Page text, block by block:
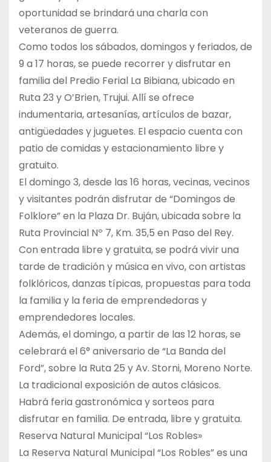
oportunidad se brindará una charla con
veteranos de guerra.
Como todos los sábados, domingos y feriados, de
9 a 17 horas, se puede recorrer y disfrutar en
familia del Predio Ferial La Bibiana, ubicado en
Ruta 23 y O’Brien, Trujui. Allí se ofrece
indumentaria, artesanías, artículos de bazar,
antigüedades y juguetes. El espacio cuenta con
patio de comidas y estacionamiento libre y
gratuito.
El domingo 3, desde las 16 horas, vecinas, vecinos
y visitantes podrán disfrutar de “Domingos de
Folklore” en la Plaza Dr. Buján, ubicada sobre la
Ruta Provincial Nº 7, Km. 35,5 en Paso del Rey.
Con entrada libre y gratuita, se podrá vivir una
tarde de tradición y música en vivo, con artistas
folklóricos, danzas típicas, propuestas para toda
la familia y la feria de emprendedoras y
emprendedores locales.
Además, el domingo, a partir de las 12 horas, se
celebrará el 6° aniversario de “La Banda del
Ford”, sobre la Ruta 25 y Av. Storni, Moreno Norte.
La tradicional exposición de autos clásicos.
Habrá feria gastronómica y sorteos para
disfrutar en familia. De entrada, libre y gratuita.
Reserva Natural Municipal “Los Robles»
La Reserva Natural Municipal “Los Robles” es una